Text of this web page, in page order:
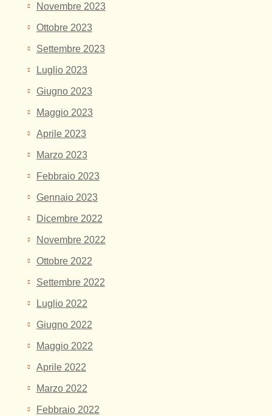
Novembre 2023
Ottobre 2023
Settembre 2023
Luglio 2023
Giugno 2023
Maggio 2023
Aprile 2023
Marzo 2023
Febbraio 2023
Gennaio 2023
Dicembre 2022
Novembre 2022
Ottobre 2022
Settembre 2022
Luglio 2022
Giugno 2022
Maggio 2022
Aprile 2022
Marzo 2022
Febbraio 2022